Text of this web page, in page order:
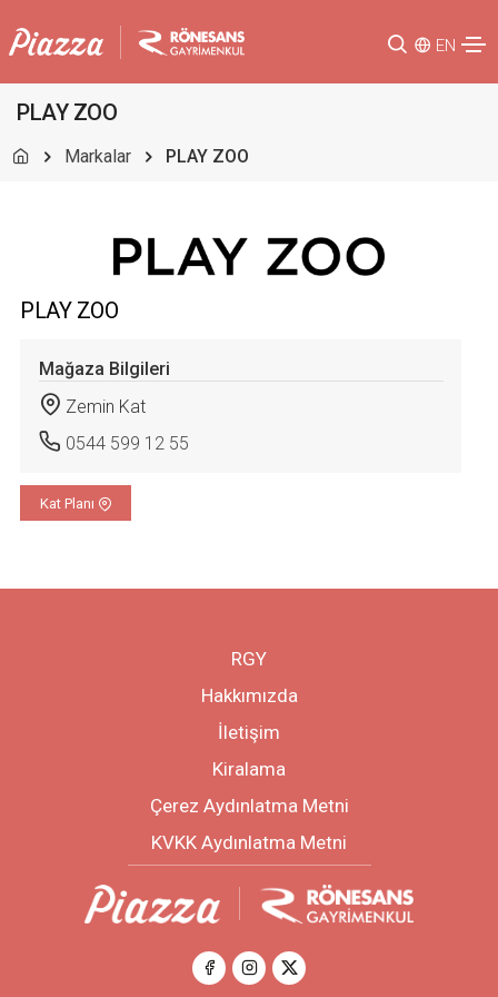
EN
PLAY ZOO
Markalar PLAY ZOO
PLAY ZOO
Mağaza Bilgileri
Zemin Kat
0544 599 12 55
Kat Planı
RGY
Hakkımızda
İletişim
Kiralama
Çerez Aydınlatma Metni
KVKK Aydınlatma Metni